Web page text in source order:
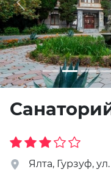
Previous
Ялта, Гурзуф,